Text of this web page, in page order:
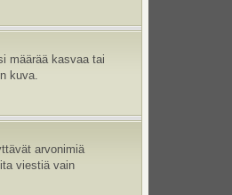
määrää kasvaa tai
kuva.
arvonimiä
viestiä vain